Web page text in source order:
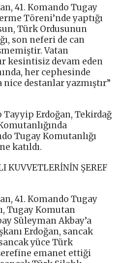
41. Komando Tugay
Töreni’nde yaptığı
Türk Ordusunun
son neferi de can
Vatan
kesintisiz devam eden
her cephesinde
nice destanlar yazmıştır”
Tayyip Erdoğan, Tekirdağ
Tugay Komutanlığı
katıldı.
KUVVETLERİNİN ŞEREF
41. Komando Tugay
Tugay Komutan
Süleyman Akbay’a
Erdoğan, sancak
yüce Türk
emanet ettiği